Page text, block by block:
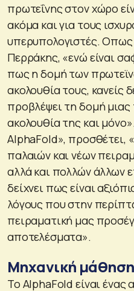
πρωτεΐνης στον χώρο
ακόμα και για τους
υπερυπολογιστές. Οπως
Περράκης, «ενώ είναι
πως η δομή των
ακολουθία τους, κανείς
προβλέψει τη δομή
ακολουθία της και
AlphaFold», προσθέτει, «
παλαιών και νέων
αλλά και πολλών άλλων
δείχνει πως είναι
λόγους που στην
πειραματική μας
αποτελέσματα».
Μηχανική μάθηση
Το AlphaFold είναι ένας